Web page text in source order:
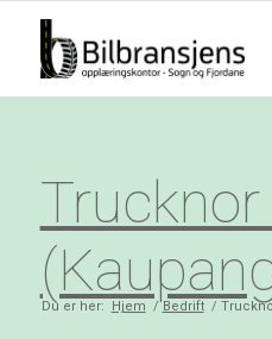
Trucknor
Du er her: Hjem / Bedrift /